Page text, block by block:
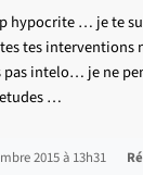
hypocrite … je te
tes interventions
intelo… je ne
…
2015 à 13h31